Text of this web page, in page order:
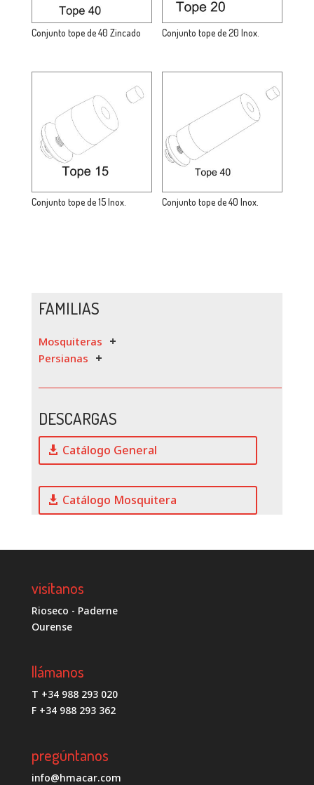
Conjunto tope de 40 Zincado Conjunto tope de 20 Inox.
Conjunto tope de 15 Inox. Conjunto tope de 40 Inox.
FAMILIAS
Mosquiteras
Persianas
DESCARGAS
Catálogo General
Catálogo Mosquitera
visítanos
Rioseco - Paderne
Ourense
llámanos
T +34 988 293 020
F +34 988 293 362
pregúntanos
info@hmacar.com